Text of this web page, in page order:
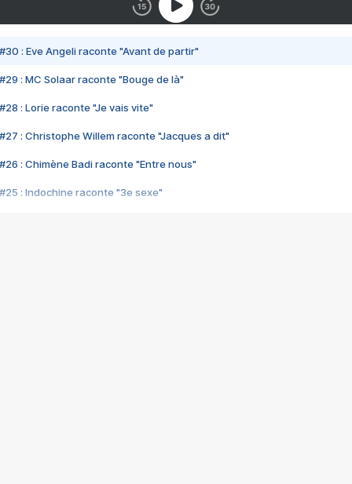
#30 : Eve Angeli raconte "Avant de partir"
#29 : MC Solaar raconte "Bouge de là"
#28 : Lorie raconte "Je vais vite"
#27 : Christophe Willem raconte "Jacques a dit"
#26 : Chimène Badi raconte "Entre nous"
#25 : Indochine raconte "3e sexe"